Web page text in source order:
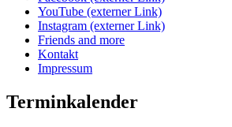
YouTube (externer Link)
Instagram (externer Link)
Friends and more
Kontakt
Impressum
Terminkalender